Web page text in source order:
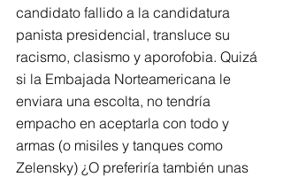
candidato fallido a la candidatura
panista presidencial, transluce su
racismo, clasismo y aporofobia. Quizá
si la Embajada Norteamericana le
enviara una escolta, no tendría
empacho en aceptarla con todo y
armas (o misiles y tanques como
Zelensky) ¿O preferiría también unas